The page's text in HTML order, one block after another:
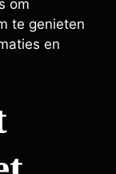
om
te genieten
en